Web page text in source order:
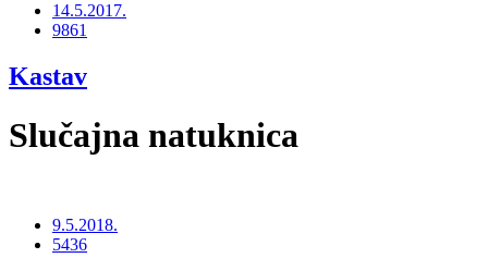
14.5.2017.
9861
Kastav
Slučajna natuknica
9.5.2018.
5436